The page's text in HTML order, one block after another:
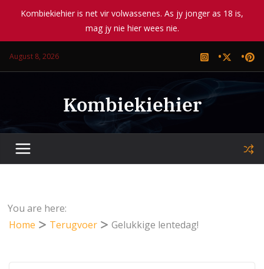
Kombiekiehier is net vir volwassenes. As jy jonger as 18 is,
mag jy nie hier wees nie.
August 8, 2026
Kombiekiehier
You are here:
Home
Terugvoer Gelukkige lentedag!